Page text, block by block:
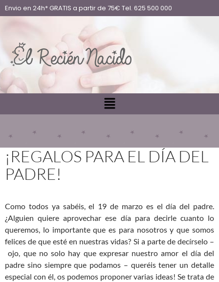
Envio en 24h* GRATIS a partir de 75€ Tel. 625 500 000
¡REGALOS PARA EL DÍA DEL
PADRE!
Como todos ya sabéis, el 19 de marzo es el día del padre.
¿Alguien quiere aprovechar ese día para decirle cuanto lo
queremos, lo importante que es para nosotros y que somos
felices de que esté en nuestras vidas? Si a parte de decírselo –
ojo, que no solo hay que expresar nuestro amor el día del
padre sino siempre que podamos – queréis tener un detalle
especial con él, os podemos proponer varias ideas! Se trata de